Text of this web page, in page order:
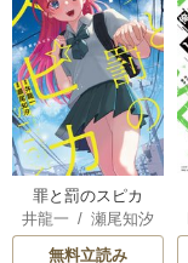
罪と罰のスピカ
井龍一 /瀬尾知汐
無料立読み